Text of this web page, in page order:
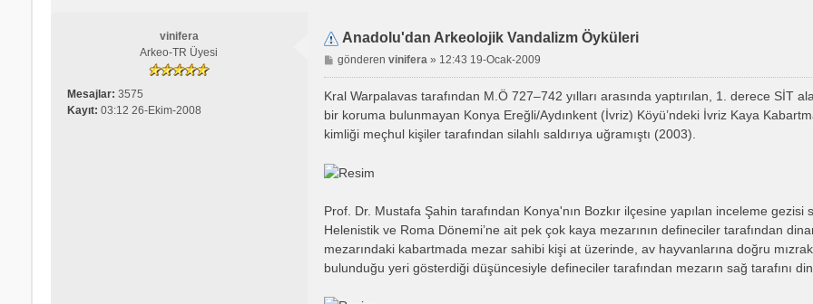
vinifera
Arkeo-TR Üyesi
Mesajlar: 3575
Kayıt: 03:12 26-Ekim-2008
Anadolu'dan Arkeolojik Vandalizm Öyküleri
M
e
j
gönderenvinifera » 12:43 19-Ocak-2009
Kral Warpalavas tarafından M.Ö 727–742 yılları arasında yaptırılan, 1. derece SİT
bir koruma bulunmayan Konya Ereğli/Aydınkent (İvriz) Köyü’ndeki İvriz Kaya
kimliği meçhul kişiler tarafından silahlı saldırıya uğramıştı (2003).
Prof. Dr. Mustafa Şahin tarafından Konya'nın Bozkır ilçesine yapılan inceleme gezisi
Helenistik ve Roma Dönemi’ne ait pek çok kaya mezarının defineciler tarafından
mezarındaki kabartmada mezar sahibi kişi at üzerinde, av hayvanlarına doğru
bulunduğu yeri gösterdiği düşüncesiyle defineciler tarafından mezarın sağ tarafını